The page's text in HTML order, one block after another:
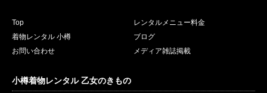
Top
レンタルメニュー料金
着物レンタル 小樽
ブログ
お問い合わせ
メディア雑誌掲載
小樽着物レンタル 乙女のきもの